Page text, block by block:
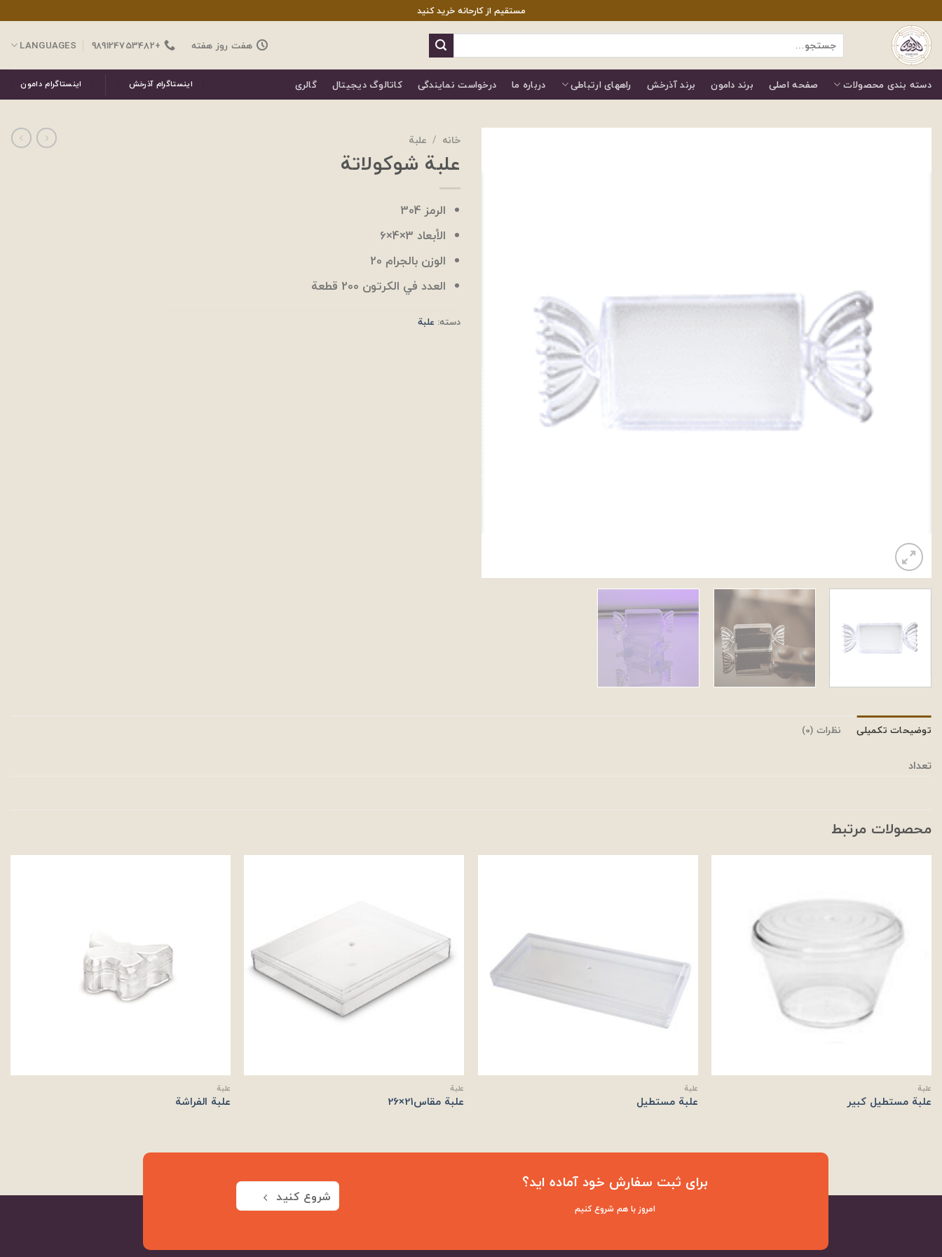
از
محتوا
مستقیم از کارحانه خرید کنید
جستجو
برای:
هفت روز هفته +989124753482
LANGUAGES
دسته بندی محصولات صفحه اصلی برند دامون برند آذرخش راههای ارتباطی درباره ما درخواست نمایندگی کاتالوگ دیجیتال گالری اینستاگرام آذرخش اینستاگرام دامون
خانه / علبة
علبة شوكولاتة
الرمز 304
الأبعاد 3×4×6
الوزن بالجرام 20
العدد في الكرتون 200 قطعة
دسته: علبة
توضیحات تکمیلی نظرات (0)
تعداد
محصولات مرتبط
علبة
علبة مستطیل کبیر
علبة
علبة مستطیل
علبة
علبة مقاس21×26
علبة
علبة الفراشة
برای ثبت سفارش خود آماده اید؟
امروز با هم شروع کنیم
شروع کنید